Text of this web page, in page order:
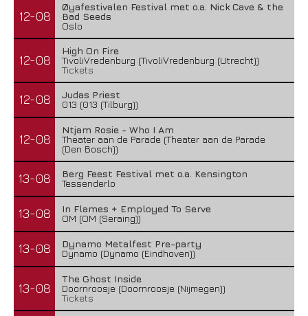
12-08
Øyafestivalen Festival met o.a. Nick Cave & the
Bad Seeds
Oslo
12-08
High On Fire
TivoliVredenburg (TivoliVredenburg (Utrecht))
Tickets
12-08
Judas Priest
013 (013 (Tilburg))
12-08
Ntjam Rosie - Who I Am
Theater aan de Parade (Theater aan de Parade
(Den Bosch))
13-08
Berg Feest Festival met o.a. Kensington
Tessenderlo
13-08
In Flames + Employed To Serve
OM (OM (Seraing))
13-08
Dynamo Metalfest Pre-party
Dynamo (Dynamo (Eindhoven))
13-08
The Ghost Inside
Doornroosje (Doornroosje (Nijmegen))
Tickets